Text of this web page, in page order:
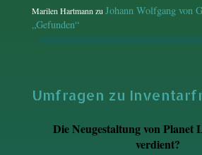
Marilen Hartmann zu Johann Wolfgang von
„Gefunden“
Umfragen zu
Die Neugestaltung von Planet
verdient?